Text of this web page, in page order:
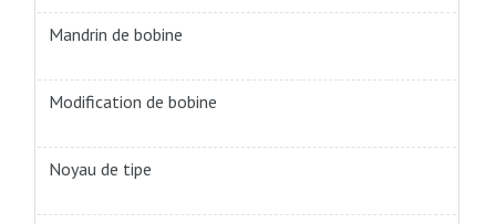
Mandrin de bobine
Modification de bobine
Noyau de tipe